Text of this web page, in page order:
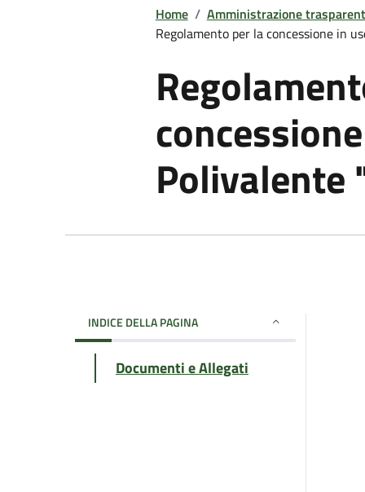
Home / Amministrazione
Regolamento per la concessione in
Polivalente
INDICE DELLA PAGINA
Documenti e Allegati